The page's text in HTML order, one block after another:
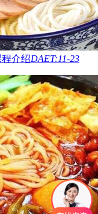
介绍DAET:11-23